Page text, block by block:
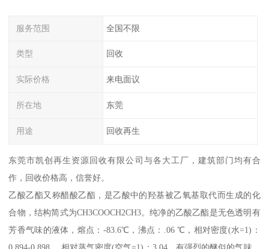
服务范围 全国不限
类型 回收
实际价格 来电面议
所在地 东莞
用途 回收再生
东莞市凯创再生资源回收有限公司与各大工厂，建筑部门均有合
作，回收价格高，信誉好。
乙酸乙酯又称醋酸乙酯，是乙酸中的羟基被乙氧基取代而生成的化
合物，结构简式为CH3COOCH2CH3。纯净的乙酸乙酯是无色透明有
芳香气味的液体，熔点：-83.6℃，沸点：.06 ℃，相对密度(水=1)：
0.894-0.898 ，相对蒸气密度(空气=1)：3.04，有强烈的醚似的气味，